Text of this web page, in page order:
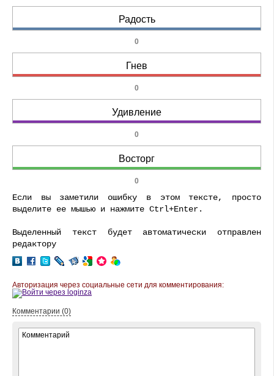
Радость
0
Гнев
0
Удивление
0
Восторг
0
Если вы заметили ошибку в этом тексте, просто
выделите ее мышью и нажмите Ctrl+Enter.
Выделенный текст будет автоматически отправлен
редактору
Авторизация через социальные сети для комментирования:
Комментарии (0)